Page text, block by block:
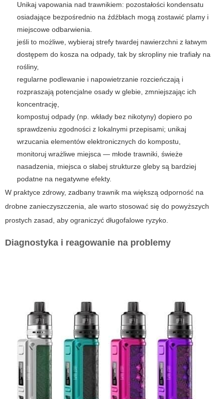
Unikaj vapowania nad trawnikiem: pozostałości kondensatu
osiadające bezpośrednio na źdźbłach mogą zostawić plamy i
miejscowe odbarwienia.
jeśli to możliwe, wybieraj strefy twardej nawierzchni z łatwym
dostępem do kosza na odpady, tak by skropliny nie trafiały na
rośliny,
regularne podlewanie i napowietrzanie rozcieńczają i
rozpraszają potencjalne osady w glebie, zmniejszając ich
koncentrację,
kompostuj odpady (np. wkłady bez nikotyny) dopiero po
sprawdzeniu zgodności z lokalnymi przepisami; unikaj
wrzucania elementów elektronicznych do kompostu,
monitoruj wrażliwe miejsca — młode trawniki, świeże
nasadzenia, miejsca o słabej strukturze gleby są bardziej
podatne na negatywne efekty.
W praktyce zdrowy, zadbany trawnik ma większą odporność na
drobne zanieczyszczenia, ale warto stosować się do powyższych
prostych zasad, aby ograniczyć długofalowe ryzyko.
Diagnostyka i reagowanie na problemy